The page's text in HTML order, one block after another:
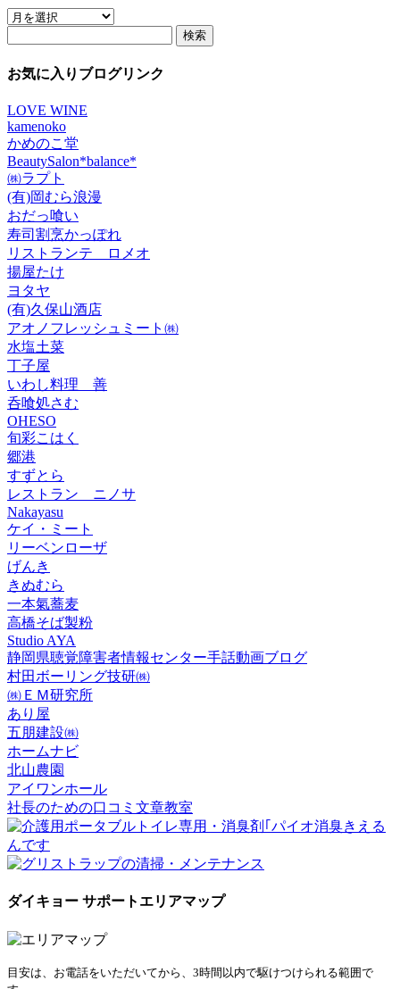
ア
イ
お気に入りブログリンク
LOVE WINE
kamenoko
かめのこ堂
BeautySalon*balance*
㈱ラプト
(有)岡むら浪漫
おだっ喰い
寿司割烹かっぽれ
リストランテ ロメオ
揚屋たけ
ヨタヤ
(有)久保山酒店
アオノフレッシュミート㈱
水塩土菜
丁子屋
いわし料理 善
呑喰処さむ
OHESO
旬彩こはく
郷港
すずとら
レストラン ニノサ
Nakayasu
ケイ・ミート
リーベンローザ
げんき
きぬむら
一本氣蕎麦
高橋そば製粉
Studio AYA
静岡県聴覚障害者情報センター手話動画ブログ
村田ボーリング技研㈱
㈱ＥＭ研究所
あり屋
五朋建設㈱
ホームナビ
北山農園
アイワンホール
社長のための口コミ文章教室
ダイキョー サポートエリアマップ
目安は、お電話をいただいてから、3時間以内で駆けつけられる範囲で